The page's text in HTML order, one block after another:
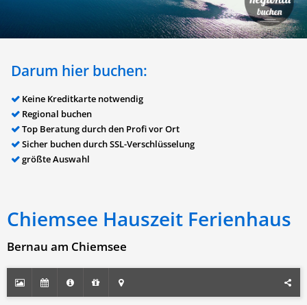
Darum hier buchen:
Keine Kreditkarte notwendig
Regional buchen
Top Beratung durch den Profi vor Ort
Sicher buchen durch SSL-Verschlüsselung
größte Auswahl
Chiemsee Hauszeit Ferienhaus
Bernau am Chiemsee